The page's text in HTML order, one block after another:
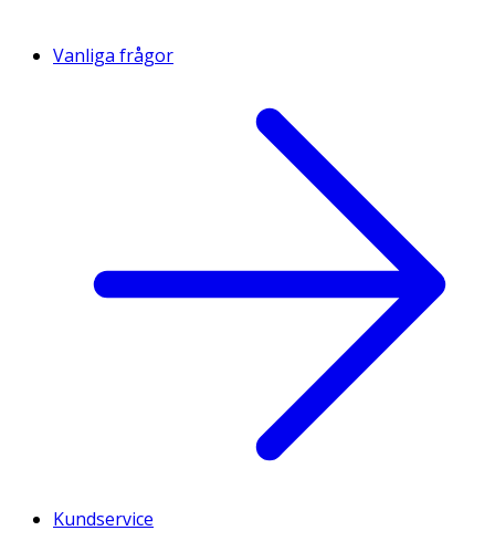
Vanliga frågor
Kundservice